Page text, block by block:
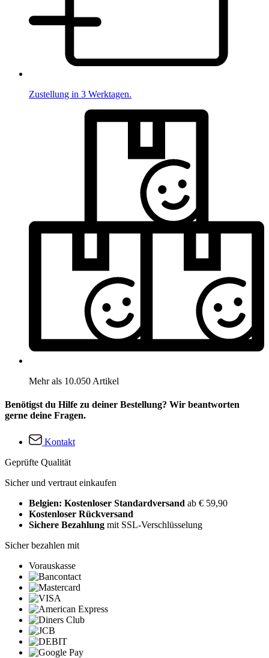
Zustellung in 3 Werktagen.
Mehr als 10.050 Artikel
Benötigst du Hilfe zu deiner Bestellung? Wir beantworten
gerne deine Fragen.
Kontakt
Geprüfte Qualität
Sicher und vertraut einkaufen
Belgien: Kostenloser Standardversand ab € 59,90
Kostenloser Rückversand
Sichere Bezahlung mit SSL-Verschlüsselung
Sicher bezahlen mit
Vorauskasse